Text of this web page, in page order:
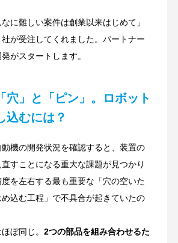
に難しい案件は創業以来はじめて」
が受注してくれました。パートナー
がスタートします。
穴」と「ピン」。ロボット
込むには？
機の開発状況を確認すると、装置の
すことになる重大な課題が見つかり
を左右する最も重要な「穴の空いた
込む工程」で不具合が起きていたの
ぼ同じ。 2つの部品を組み合わせるた